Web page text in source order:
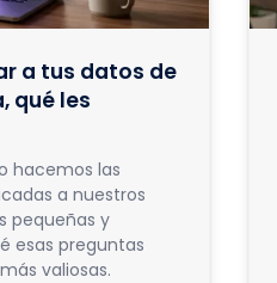
a tus datos de
qué les
hacemos las
a nuestros
pequeñas y
esas preguntas
valiosas.